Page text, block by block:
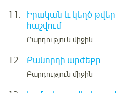
11.
Իրական և կեղծ
հաշվում
Բարդություն միջին
12. Քանորդի արժեքը
Բարդություն միջին